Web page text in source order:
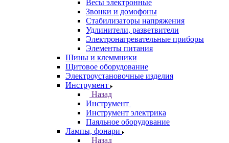
Весы электронные
Звонки и домофоны
Стабилизаторы напряжения
Удлинители, разветвители
Электронагревательные приборы
Элементы питания
Шины и клеммники
Щитовое оборудование
Электроустановочные изделия
Инструмент
Назад
Инструмент
Инструмент электрика
Паяльное оборудование
Лампы, фонари
Назад